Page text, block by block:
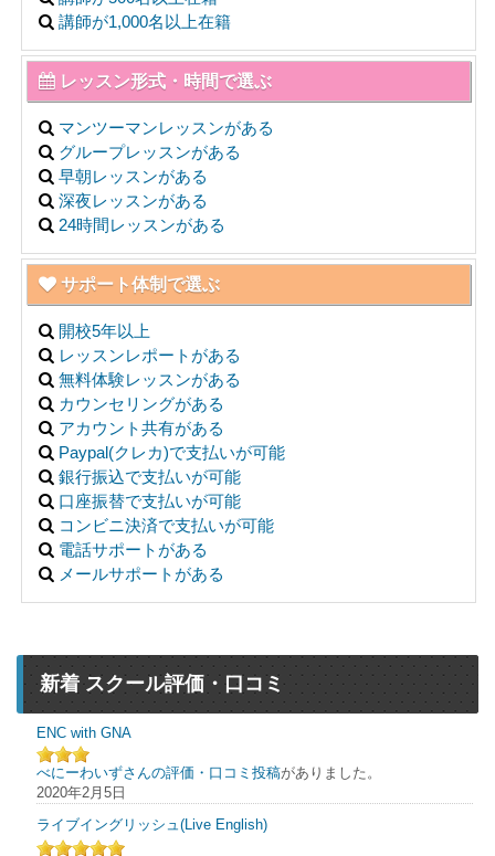
講師が1,000名以上在籍
レッスン形式・時間で選ぶ
マンツーマンレッスンがある
グループレッスンがある
早朝レッスンがある
深夜レッスンがある
24時間レッスンがある
サポート体制で選ぶ
開校5年以上
レッスンレポートがある
無料体験レッスンがある
カウンセリングがある
アカウント共有がある
Paypal(クレカ)で支払いが可能
銀行振込で支払いが可能
口座振替で支払いが可能
コンビニ決済で支払いが可能
電話サポートがある
メールサポートがある
新着 スクール評価・口コミ
ENC with GNA
べにーわいずさんの評価・口コミ投稿がありました。
2020年2月5日
ライブイングリッシュ(Live English)